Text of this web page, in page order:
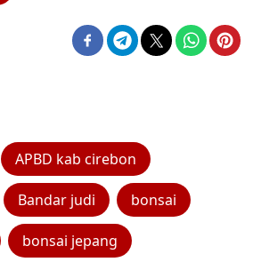
APBD kab cirebon
Bandar judi bonsai
bonsai jepang